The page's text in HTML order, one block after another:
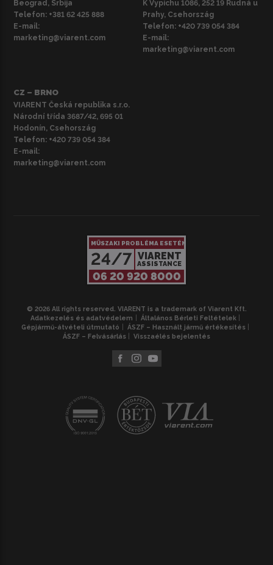
Beograd, Srbija
Telefon: +381 62 425 888
E-mail:
marketing@viarent.com
K Vypichu 1086, 252 19 Rudná u
Prahy, Csehország
Telefon: +420 739 054 384
E-mail:
marketing@viarent.com
CZ – BRNO
VIARENT Česká republika s.r.o.
Národní třída 3687/42, 695 01
Hodonín, Csehország
Telefon: +420 739 054 384
E-mail:
marketing@viarent.com
MŰSZAKI PROBLÉMA ESETÉN
24/7 VIARENT
ASSISTANCE
06 20 920 8000
© 2026 All rights reserved. VIARENT is a trademark of Viarent Kft.
Adatkezelés és adatvédelem
Általános Bérleti Feltételek
Gépjármű-átvételi útmutató
ÁSZF – Használt jármű értékesítés
ÁSZF – Felvásárlás
Visszaélés bejelentés